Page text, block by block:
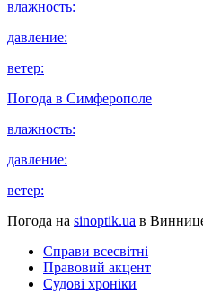
влажность:
давление:
ветер:
Погода в Симферополе
влажность:
давление:
ветер:
Погода на sinoptik.ua в
Справи всесвітні
Правовий акцент
Судові хроніки